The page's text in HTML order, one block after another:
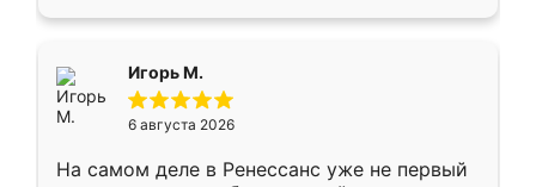
Игорь М.
6 августа 2026
На самом деле в Ренессанс уже не первый